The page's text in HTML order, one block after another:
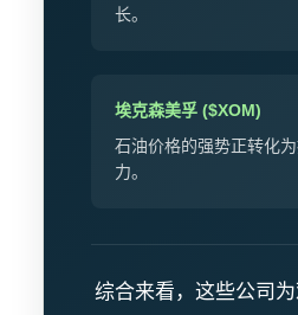
长。
埃克森美孚 ($XOM)
石油价格的强势正转化
力。
综合来看，这些公司